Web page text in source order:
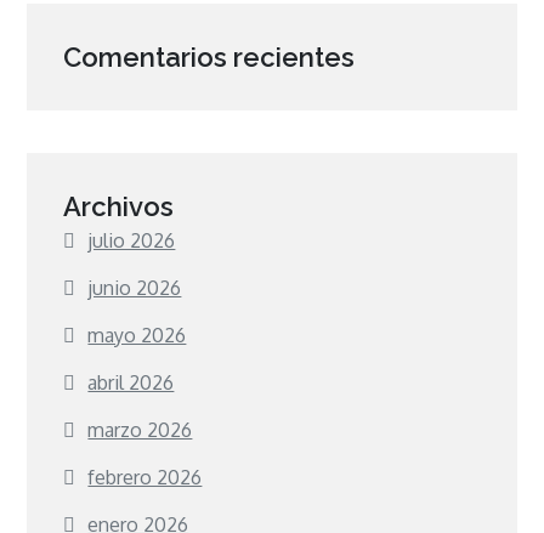
Comentarios recientes
Archivos
julio 2026
junio 2026
mayo 2026
abril 2026
marzo 2026
febrero 2026
enero 2026